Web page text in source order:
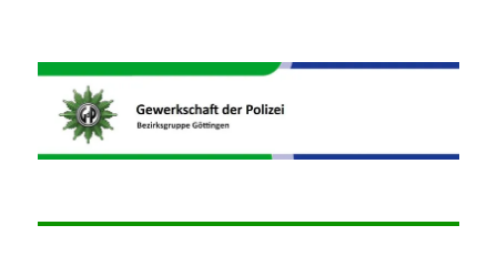
Informationen der GdP
Bezirksgruppe Göttingen